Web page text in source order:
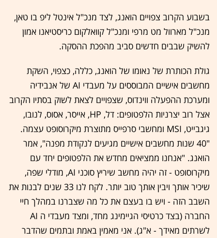
בשבוע הקרוב צפויים הואנג, לצד מנכ"ל אינטל ליפ בו טאן,
מנכ"ל מארוול מט מרפי ומנכ"ל קוואלקום כריסטיאנו אמון
להשיק שבבים חדשים סביב מהפכת ההסקה.
גולת הכותרת של נאומו של הואנג, כללה, כצפוי, השקת
מחשבים אישיים המבוססים על מעבדי AI של אנבידיה
ומערכת ההפעלה ווינדוס, שצפויים לצאת לשוק בסתיו הקרוב
אצל רוב יצרניות הלפטופים: דל, HP, אייסר, אסוס, לנובו,
גיגבייט, MSI ומחשבי סרפייס מתוצרת מיקרוסופט עצמה.
"40 שנות מחשבים אישיים מגיעים לנקודת מפנה", אמר
הואנג. "אנחנו ממציאים מחדש את הלפטופים יחד עם
מיקרוסופט - זה יהיה מחשב שיריץ סוכני AI, מודלי שפה,
שיכיר אותך ויבין אותך טוב יותר. לקח לנו 33 שנים לבנות את
השבב הזה - ויש בו בעצם את כל מה שצברנו במהלך חיי
החברה (בצד כרטיסי הגיימינג מחד, ומצד מעבדי ה AI
לשרתים מאידך - א"ג). אני מאמין באמת ובתמים שהדבר